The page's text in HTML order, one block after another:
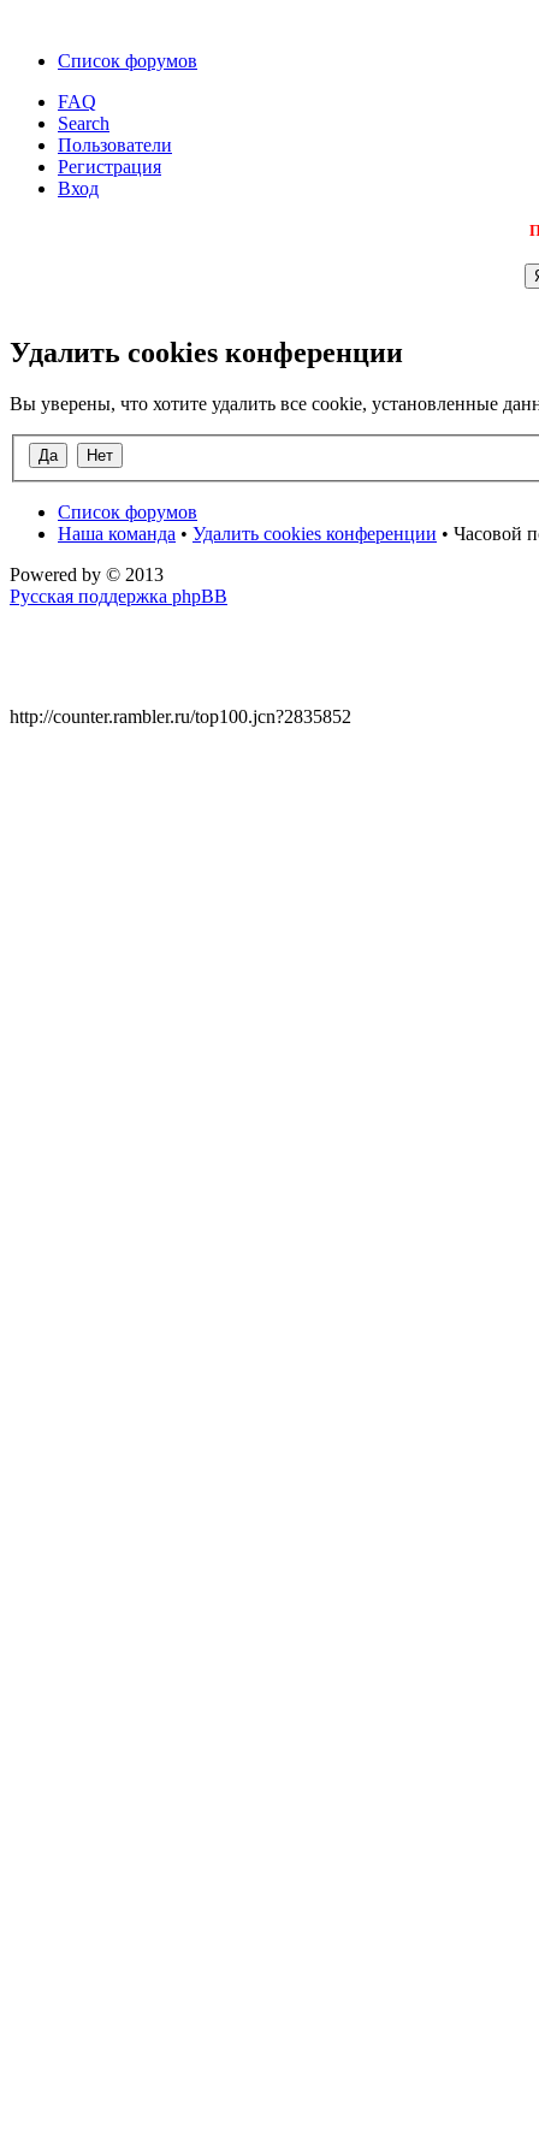
Список форумов
FAQ
Search
Пользователи
Регистрация
Вход
Удалить cookies конференции
Вы уверены, что хотите удалить все cookie, установленные
Список форумов
Наша команда • Удалить cookies конференции • Часовой
Powered by © 2013
Русская поддержка phpBB
http://counter.rambler.ru/top100.jcn?2835852